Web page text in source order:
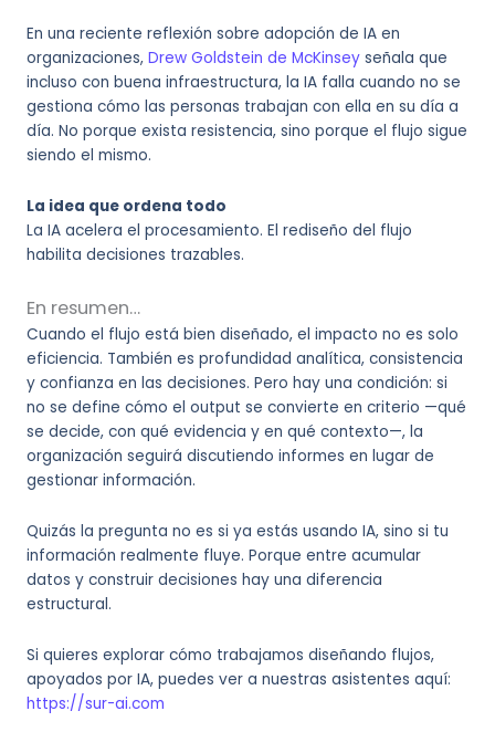
En una reciente reflexión sobre adopción de IA en
organizaciones, Drew Goldstein de McKinseyseñala que
incluso con buena infraestructura, la IA falla cuando no se
gestiona cómo las personas trabajan con ella en su día a
día. No porque exista resistencia, sino porque el flujo sigue
siendo el mismo.
La idea que ordena todo
La IA acelera el procesamiento. El rediseño del flujo
habilita decisiones trazables.
En resumen…
Cuando el flujo está bien diseñado, el impacto no es solo
eficiencia. También es profundidad analítica, consistencia
y confianza en las decisiones. Pero hay una condición: si
no se define cómo el output se convierte en criterio —qué
se decide, con qué evidencia y en qué contexto—, la
organización seguirá discutiendo informes en lugar de
gestionar información.
Quizás la pregunta no es si ya estás usando IA, sino si tu
información realmente fluye. Porque entre acumular
datos y construir decisiones hay una diferencia
estructural.
Si quieres explorar cómo trabajamos diseñando flujos,
apoyados por IA, puedes ver a nuestras asistentes aquí:
https://sur-ai.com